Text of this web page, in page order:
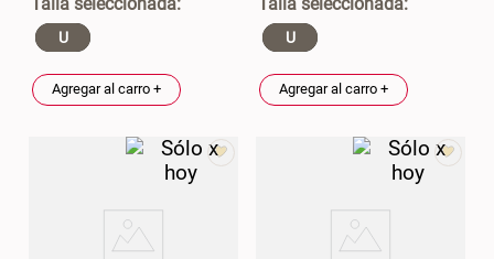
U
Agregar al carro +
U
Agregar al carro +